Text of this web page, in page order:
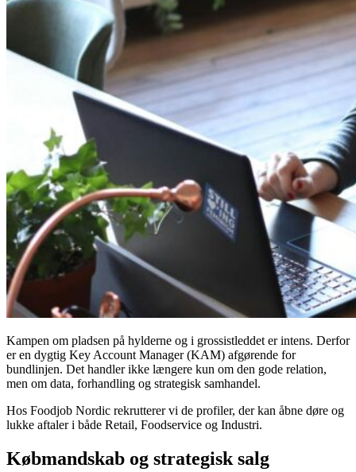
Kampen om pladsen på hylderne og i grossistleddet er intens. Derfor
er en dygtig Key Account Manager (KAM) afgørende for
bundlinjen. Det handler ikke længere kun om den gode relation,
men om data, forhandling og strategisk samhandel.
Hos Foodjob Nordic rekrutterer vi de profiler, der kan åbne døre og
lukke aftaler i både Retail, Foodservice og Industri.
Købmandskab og strategisk salg